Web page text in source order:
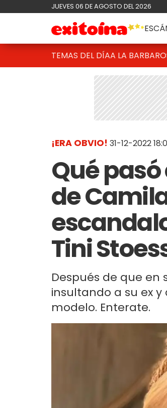
JUEVES 06 DE AGOSTO DEL 2026
TEMAS DEL DÍAA LA
¡ERA OBVIO! 31-12-2022
Qué
de
Tini
Después de que
insultando a su ex
modelo. Enterate.